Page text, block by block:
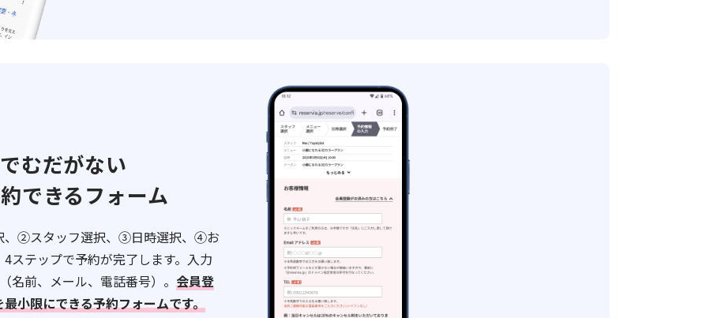
むだがない
できるフォーム
、②スタッフ選択、③日時選択、④お
ステップで予約が完了します。入力
名前、メール、電話番号）。 会員登
小限にできる予約フォームです。